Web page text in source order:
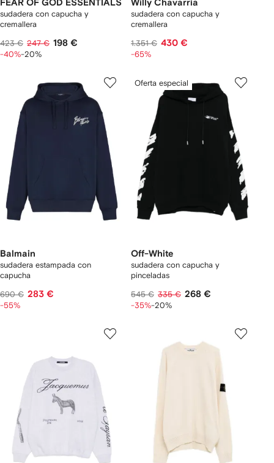
FEAR OF GOD ESSENTIALS
sudadera con capucha y
cremallera
423 € 247 € 198 €
-40%-20%
Willy Chavarria
sudadera con capucha y
cremallera
1.351 € 430 €
-65%
Balmain
sudadera estampada con
capucha
690 € 283 €
-55%
Oferta especial
Off-White
sudadera con capucha y
pinceladas
545 € 335 € 268 €
-35%-20%